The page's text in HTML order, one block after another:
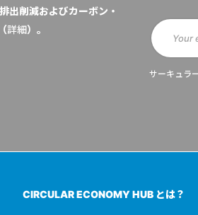
出削減およびカーボン・
詳細）。
サーキュラ
CIRCULAR ECONOMY HUB とは？